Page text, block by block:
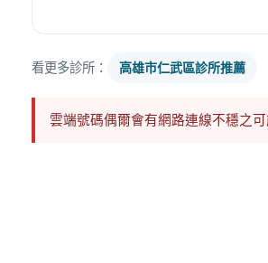
看更多診所： 高雄市仁武區診所推薦
雲端號碼偶爾會有網路連線不穩之